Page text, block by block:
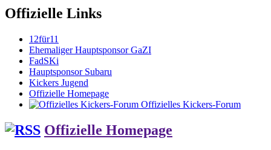
Offizielle Links
12für11
Ehemaliger Hauptsponsor GaZI
FadSKi
Hauptsponsor Subaru
Kickers Jugend
Offizielle Homepage
Offizielles Kickers-Forum
Offizielle Homepage